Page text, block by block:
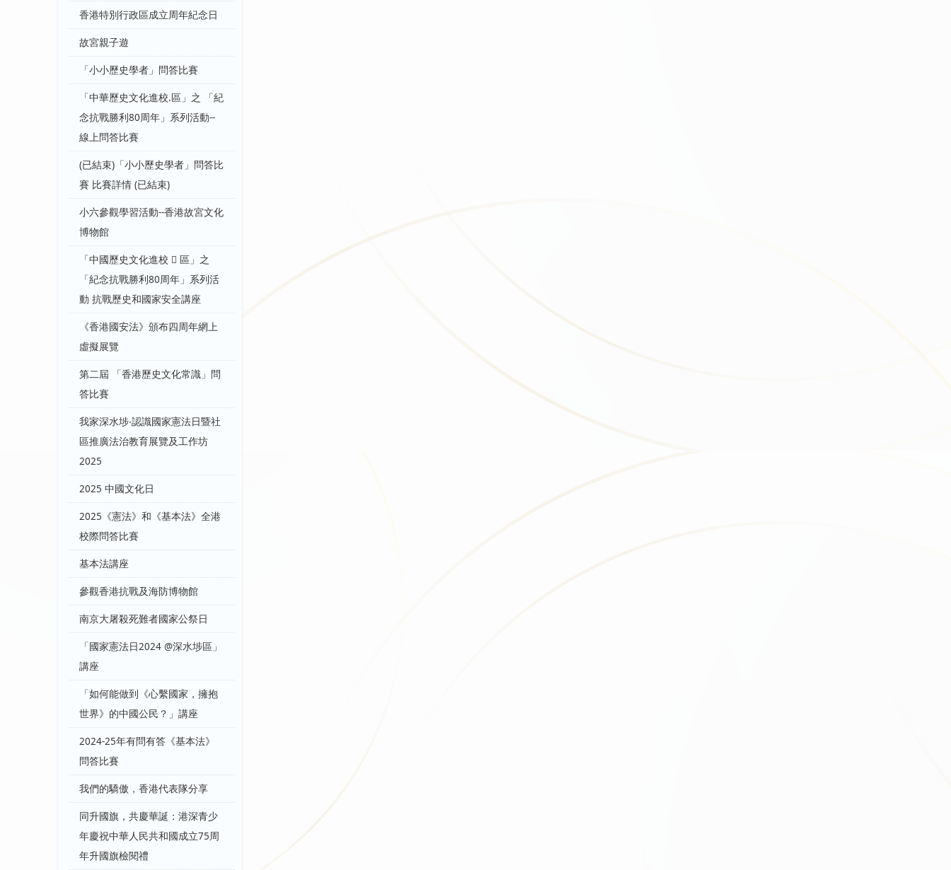
香港特別行政區成立周年紀念日
故宮親子遊
「小小歷史學者」問答比賽
「中華歷史文化進校.區」之 「紀
念抗戰勝利80周年」系列活動--
線上問答比賽
(已結束)「小小歷史學者」問答比
賽 比賽詳情 (已結束)
小六參觀學習活動--香港故宮文化
博物館
「中國歷史文化進校  區」之
「紀念抗戰勝利80周年」系列活
動 抗戰歷史和國家安全講座
《香港國安法》頒布四周年網上
虛擬展覽
第二屆 「香港歷史文化常識」問
答比賽
我家深水埗‧認識國家憲法日暨社
區推廣法治教育展覽及工作坊
2025
2025 中國文化日
2025《憲法》和《基本法》全港
校際問答比賽
基本法講座
參觀香港抗戰及海防博物館
南京大屠殺死難者國家公祭日
「國家憲法日2024 @深水埗區」
講座
「如何能做到《心繫國家，擁抱
世界》的中國公民？」講座
2024-25年有問有答《基本法》
問答比賽
我們的驕傲，香港代表隊分享
同升國旗，共慶華誕：港深青少
年慶祝中華人民共和國成立75周
年升國旗檢閱禮